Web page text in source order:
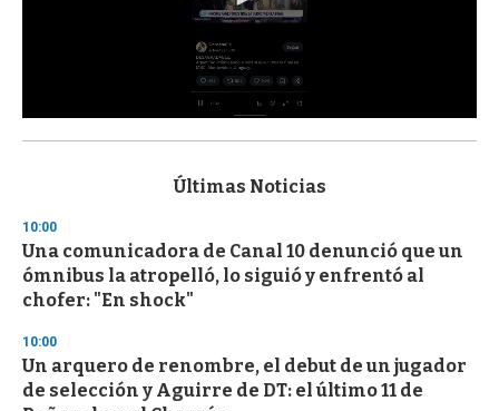
s
d
s
o
f
3
s
e
c
o
Últimas Noticias
10:00
Una comunicadora de Canal 10 denunció que un
ómnibus la atropelló, lo siguió y enfrentó al
chofer: "En shock"
10:00
Un arquero de renombre, el debut de un jugador
de selección y Aguirre de DT: el último 11 de